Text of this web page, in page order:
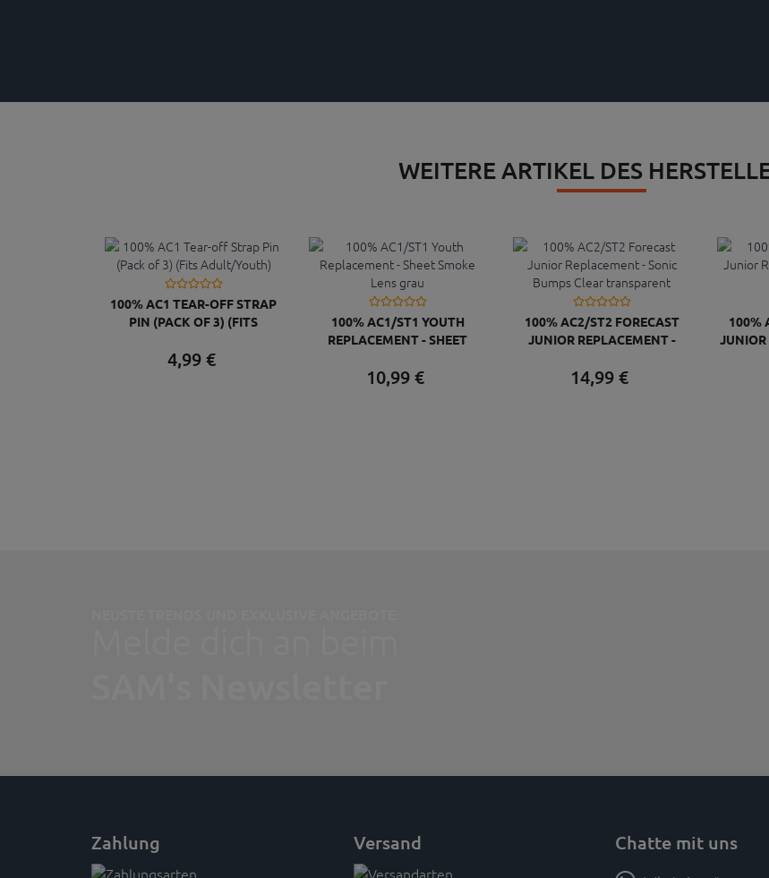
WEITERE ARTIKEL DES
100% AC1 TEAR-OFF STRAP
PIN (PACK OF 3) (FITS
4,99 €
100% AC1/ST1 YOUTH
REPLACEMENT - SHEET
10,99€
100% AC2/ST2 FORECAST
JUNIOR REPLACEMENT -
TRANSPARENT
14,99€
100%
Zahlung Versand Chatte mit uns